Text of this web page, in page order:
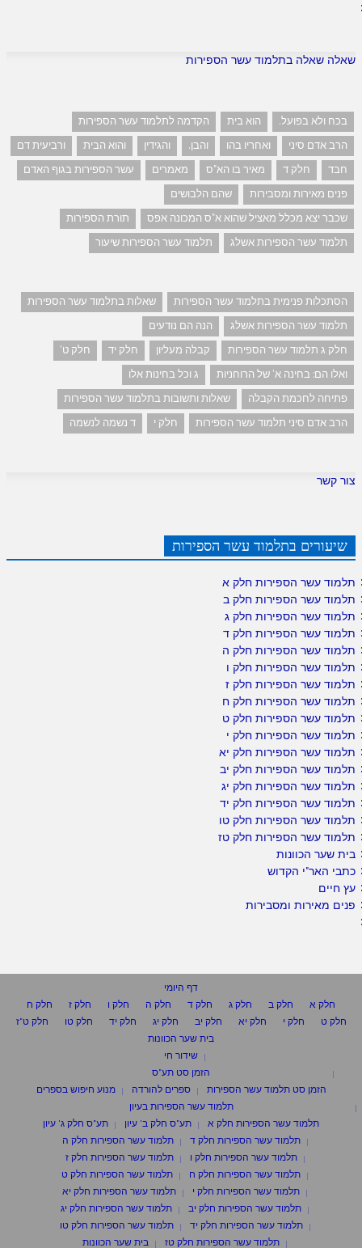
שאלה שאלה בתלמוד עשר הספירות
בכח ולא בפועל. הוא בית
הקדמה לתלמוד עשר הספירות
הרב אדם סיני
ואחריו בהו והבן. והגידין והוא הבית
ורביעית דם
חבד
חלק ד מאיר בו הא"ס מאמרים
עשר הספירות בגוף האדם
פנים מאירות ומסבירות
שהם הלבושים
שכבר יצא מכלל מאציל שהוא א"ס המכונה אפס
תורת הספירות
תלמוד עשר הספירות אשלג
תלמוד עשר הספירות שיעור
הסתכלות פנימית בתלמוד עשר הספירות
שאלות בתלמוד עשר הספירות
תלמוד עשר הספירות אשלג
הנה הם נודעים
חלק ג תלמוד עשר הספירות
קבלה מעליון חלק יד
חלק ט'
ואלו הם: בחינה א' של הרוחניות
ג וכל בחינות אלו
פתיחה לחכמת הקבלה
שאלות ותשובות בתלמוד עשר הספירות
הרב אדם סיני תלמוד עשר הספירות
חלק י ד נשמה לנשמה
צור קשר
שיעורים בתלמוד עשר הספירות
תלמוד עשר הספירות חלק א
תלמוד עשר הספירות חלק ב
תלמוד עשר הספירות חלק ג
תלמוד עשר הספירות חלק ד
תלמוד עשר הספירות חלק ה
תלמוד עשר הספירות חלק ו
תלמוד עשר הספירות חלק ז
תלמוד עשר הספירות חלק ח
תלמוד עשר הספירות חלק ט
תלמוד עשר הספירות חלק י
תלמוד עשר הספירות חלק יא
תלמוד עשר הספירות חלק יב
תלמוד עשר הספירות חלק יג
תלמוד עשר הספירות חלק יד
תלמוד עשר הספירות חלק טו
תלמוד עשר הספירות חלק טז
בית שער הכוונות
כתבי האר"י הקדוש
עץ חיים
פנים מאירות ומסבירות
דף היומי
חלק א
חלק ב חלק ג חלק ד חלק ה חלק ו חלק ז
חלק ח
חלק ט
חלק י חלק יא חלק יב חלק יג חלק יד חלק טו
חלק ט"ז
בית שער הכוונות
שידור חי
הזמן סט תע"ס
הזמן סט תלמוד עשר הספירות
ספרים להורדה
מנוע חיפוש בספרים
תלמוד עשר הספירות בעיון
תלמוד עשר הספירות חלק א
תע"ס חלק ב' עיון
תע"ס חלק ג' עיון
תלמוד עשר הספירות חלק ד
תלמוד עשר הספירות חלק ה
תלמוד עשר הספירות חלק ו
תלמוד עשר הספירות חלק ז
תלמוד עשר הספירות חלק ח
תלמוד עשר הספירות חלק ט
תלמוד עשר הספירות חלק י
תלמוד עשר הספירות חלק יא
תלמוד עשר הספירות חלק יב
תלמוד עשר הספירות חלק יג
תלמוד עשר הספירות חלק יד
תלמוד עשר הספירות חלק טו
תלמוד עשר הספירות חלק טז
בית שער הכוונות